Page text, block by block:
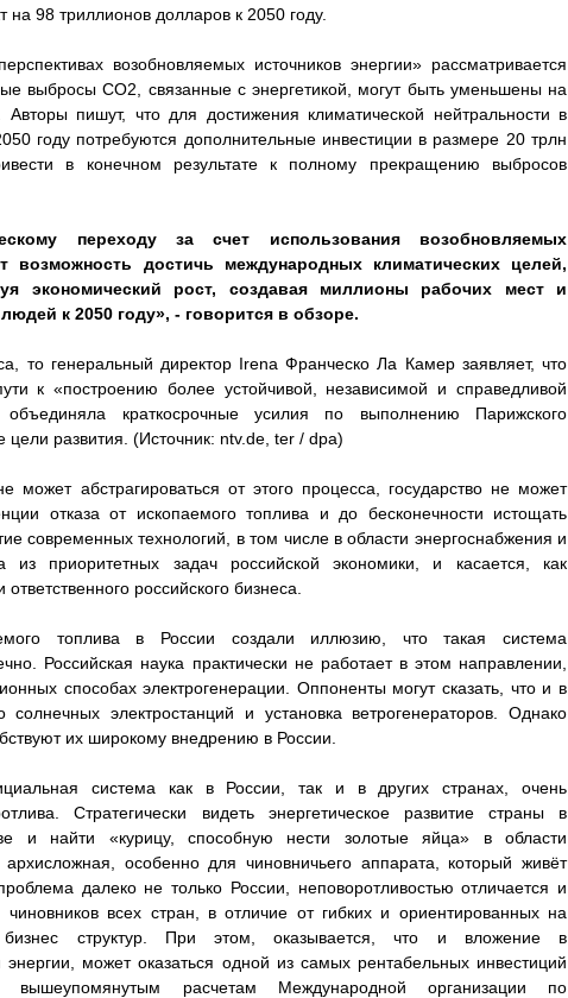
на 98 триллионов долларов к 2050 году.
возобновляемых источников энергии» рассматривается
выбросы CO2, связанные с энергетикой, могут быть уменьшены на
пишут, что для достижения климатической нейтральности в
году потребуются дополнительные инвестиции в размере 20 трлн
в конечном результате к полному прекращению выбросов
переходу за счет использования возобновляемых
возможность достичь международных климатических целей,
экономический рост, создавая миллионы рабочих мест и
к 2050 году», - говорится в обзоре.
то генеральный директор Irena Франческо Ла Камер заявляет, что
к «построению более устойчивой, независимой и справедливой
краткосрочные усилия по выполнению Парижского
цели развития. (Источник: ntv.de, ter / dpa)
может абстрагироваться от этого процесса, государство не может
отказа от ископаемого топлива и до бесконечности истощать
современных технологий, в том числе в области энергоснабжения и
из приоритетных задач российской экономики, и касается, как
ответственного российского бизнеса.
топлива в России создали иллюзию, что такая система
Российская наука практически не работает в этом направлении,
способах электрогенерации. Оппоненты могут сказать, что и в
солнечных электростанций и установка ветрогенераторов. Однако
их широкому внедрению в России.
система как в России, так и в других странах, очень
Стратегически видеть энергетическое развитие страны в
и найти «курицу, способную нести золотые яйца» в области
особенно для чиновничьего аппарата, который живёт
далеко не только России, неповоротливостью отличается и
чиновников всех стран, в отличие от гибких и ориентированных на
бизнес структур. При этом, оказывается, что и вложение в
энергии, может оказаться одной из самых рентабельных инвестиций
вышеупомянутым расчетам Международной организации по